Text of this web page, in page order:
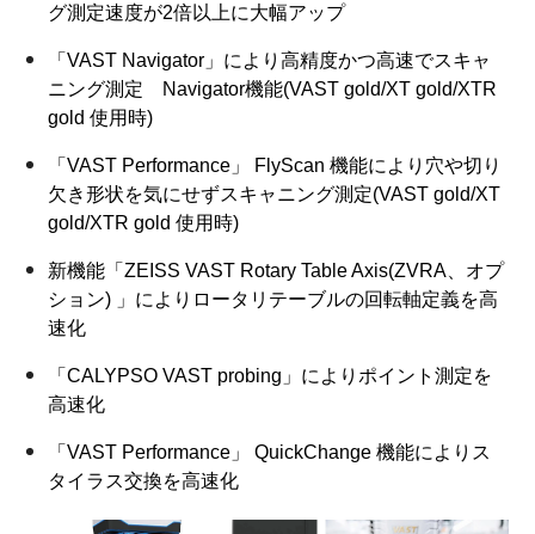
グ測定速度が2倍以上に大幅アップ
「VAST Navigator」により⾼精度かつ⾼速でスキャ
ニング測定 Navigator機能(VAST gold/XT gold/XTR
gold 使用時)
「VAST Performance」 FlyScan 機能により穴や切り
欠き形状を気にせずスキャニング測定(VAST gold/XT
gold/XTR gold 使用時)
新機能「ZEISS VAST Rotary Table Axis(ZVRA、オプ
ション) 」によりロータリテーブルの回転軸定義を高
速化
「CALYPSO VAST probing」によりポイント測定を
高速化
「VAST Performance」 QuickChange 機能によりス
タイラス交換を高速化